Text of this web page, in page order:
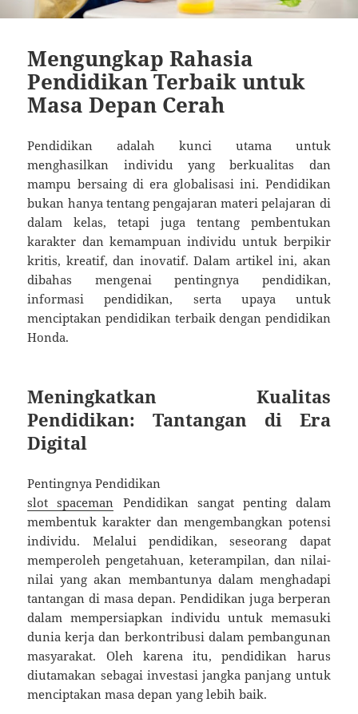
Mengungkap Rahasia
Pendidikan Terbaik untuk
Masa Depan Cerah
Pendidikan adalah kunci utama untuk
menghasilkan individu yang berkualitas dan
mampu bersaing di era globalisasi ini. Pendidikan
bukan hanya tentang pengajaran materi pelajaran di
dalam kelas, tetapi juga tentang pembentukan
karakter dan kemampuan individu untuk berpikir
kritis, kreatif, dan inovatif. Dalam artikel ini, akan
dibahas mengenai pentingnya pendidikan,
informasi pendidikan, serta upaya untuk
menciptakan pendidikan terbaik dengan pendidikan
Honda.
Meningkatkan Kualitas
Pendidikan: Tantangan di Era
Digital
Pentingnya Pendidikan
slot spaceman Pendidikan sangat penting dalam
membentuk karakter dan mengembangkan potensi
individu. Melalui pendidikan, seseorang dapat
memperoleh pengetahuan, keterampilan, dan nilai-
nilai yang akan membantunya dalam menghadapi
tantangan di masa depan. Pendidikan juga berperan
dalam mempersiapkan individu untuk memasuki
dunia kerja dan berkontribusi dalam pembangunan
masyarakat. Oleh karena itu, pendidikan harus
diutamakan sebagai investasi jangka panjang untuk
menciptakan masa depan yang lebih baik.